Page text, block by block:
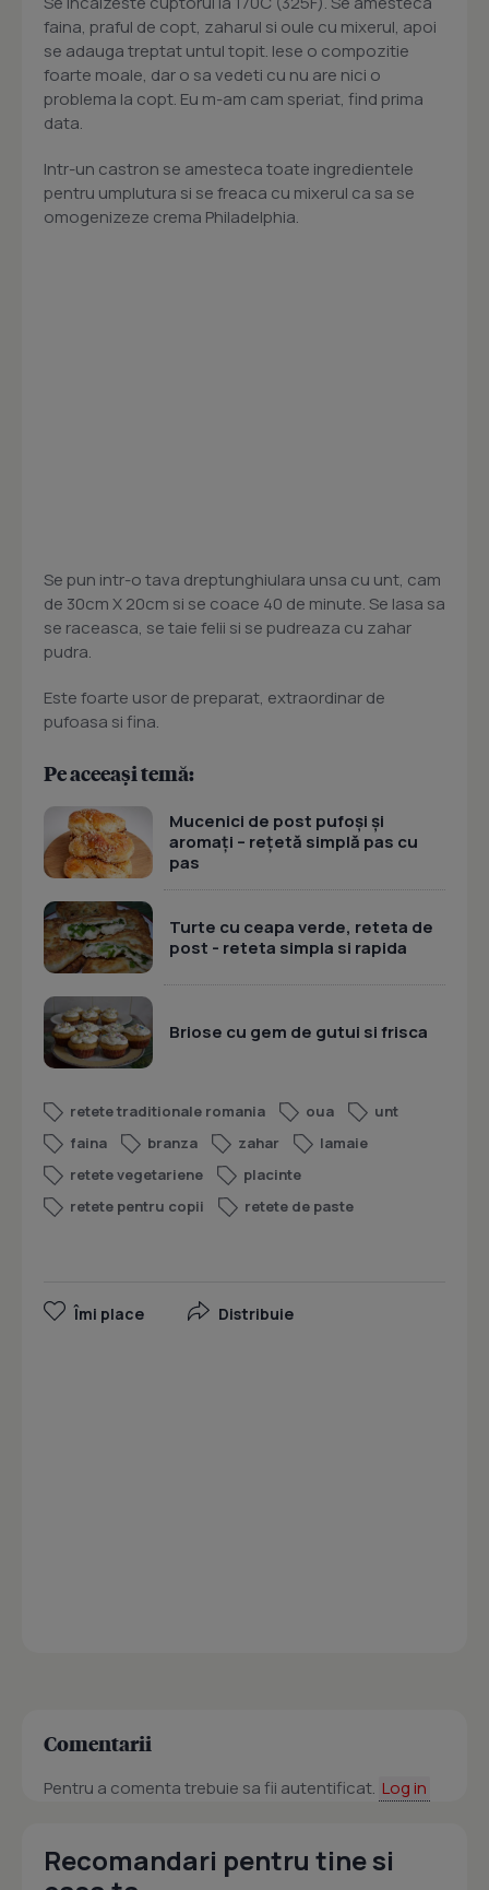
faina, praful de copt, zaharul si oule cu mixerul, apoi
se adauga treptat untul topit. Iese o compozitie
foarte moale, dar o sa vedeti cu nu are nici o
problema la copt. Eu m-am cam speriat, find prima
data.
Intr-un castron se amesteca toate ingredientele
pentru umplutura si se freaca cu mixerul ca sa se
omogenizeze crema Philadelphia.
Se pun intr-o tava dreptunghiulara unsa cu unt, cam
de 30cm X 20cm si se coace 40 de minute. Se lasa sa
se raceasca, se taie felii si se pudreaza cu zahar
pudra.
Este foarte usor de preparat, extraordinar de
pufoasa si fina.
Pe aceeași temă:
Mucenici de post pufoși și
aromați – rețetă simplă pas cu
pas
Turte cu ceapa verde, reteta de
post - reteta simpla si rapida
Briose cu gem de gutui si frisca
retete traditionale romania oua
unt
faina
branza zahar
lamaie
retete vegetariene
placinte
retete pentru copii
retete de paste
Îmi place Distribuie
Comentarii
Pentru a comenta trebuie sa fii autentificat. Log in
Recomandari pentru tine si